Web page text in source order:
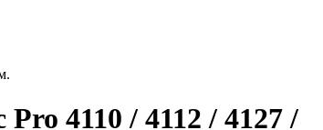
4110 / 4112 / 4127 /